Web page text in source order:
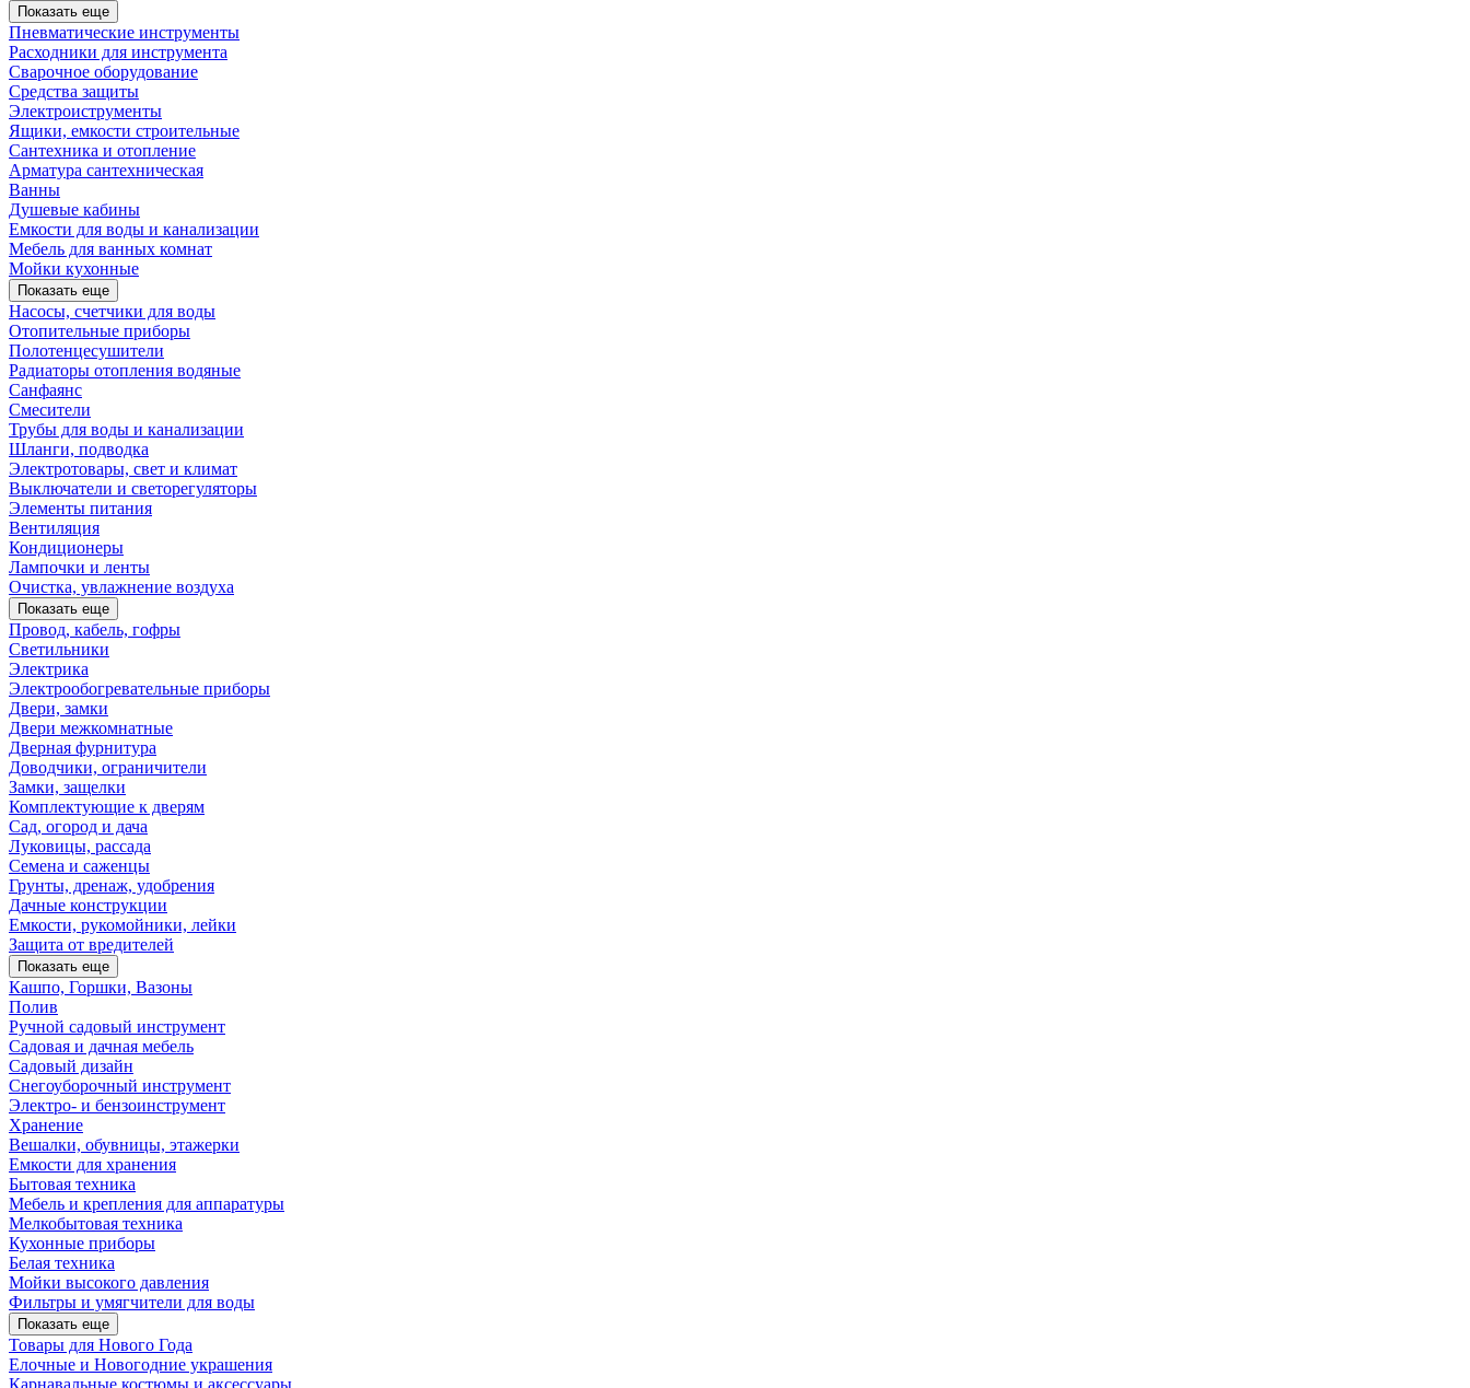
Показать еще
Пневматические инструменты
Расходники для инструмента
Сварочное оборудование
Средства защиты
Электроиструменты
Ящики, емкости строительные
Сантехника и отопление
Арматура сантехническая
Ванны
Душевые кабины
Емкости для воды и канализации
Мебель для ванных комнат
Мойки кухонные
Показать еще
Насосы, счетчики для воды
Отопительные приборы
Полотенцесушители
Радиаторы отопления водяные
Санфаянс
Смесители
Трубы для воды и канализации
Шланги, подводка
Электротовары, свет и климат
Выключатели и светорегуляторы
Элементы питания
Вентиляция
Кондиционеры
Лампочки и ленты
Очистка, увлажнение воздуха
Показать еще
Провод, кабель, гофры
Светильники
Электрика
Электрообогревательные приборы
Двери, замки
Двери межкомнатные
Дверная фурнитура
Доводчики, ограничители
Замки, защелки
Комплектующие к дверям
Сад, огород и дача
Луковицы, рассада
Семена и саженцы
Грунты, дренаж, удобрения
Дачные конструкции
Емкости, рукомойники, лейки
Защита от вредителей
Показать еще
Кашпо, Горшки, Вазоны
Полив
Ручной садовый инструмент
Садовая и дачная мебель
Садовый дизайн
Снегоуборочный инструмент
Электро- и бензоинструмент
Хранение
Вешалки, обувницы, этажерки
Емкости для хранения
Бытовая техника
Мебель и крепления для аппаратуры
Мелкобытовая техника
Кухонные приборы
Белая техника
Мойки высокого давления
Фильтры и умягчители для воды
Показать еще
Товары для Нового Года
Елочные и Новогодние украшения
Карнавальные костюмы и аксессуары